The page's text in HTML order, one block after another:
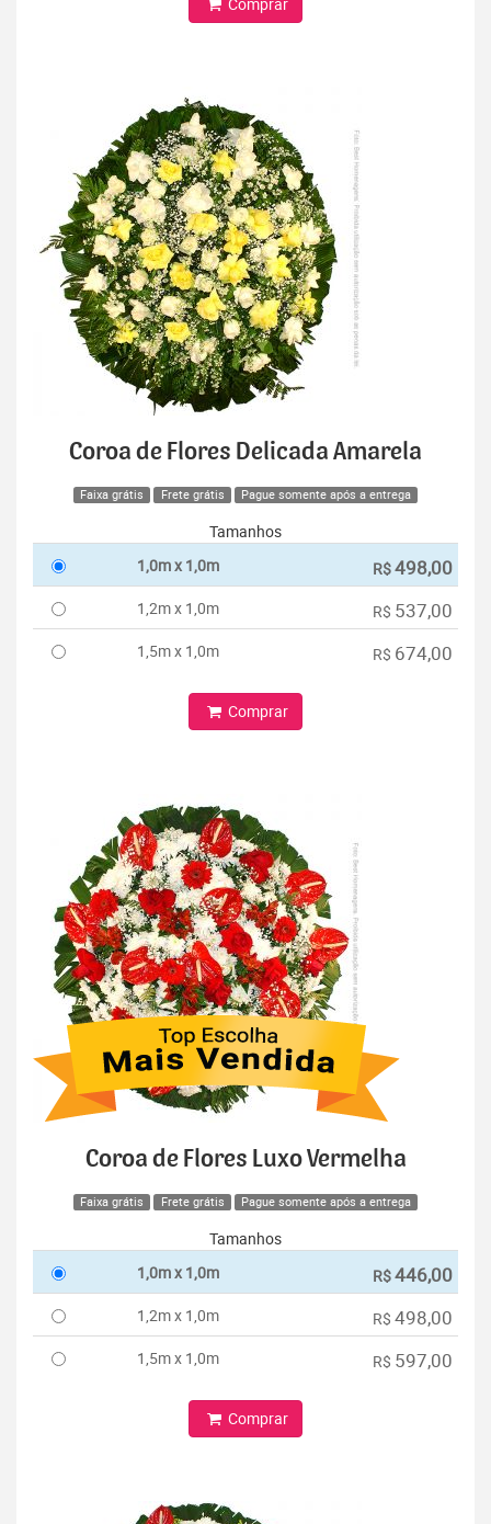
Coroa de Flores Delicada Amarela
Faixa grátis Frete grátis Pague somente após a entrega
Tamanhos
1,0m x 1,0m
R$498,00
1,2m x 1,0m R$ 537,00
1,5m x 1,0m R$ 674,00
Comprar
Coroa de Flores Luxo Vermelha
Faixa grátis Frete grátis Pague somente após a entrega
Tamanhos
1,0m x 1,0m
R$446,00
1,2m x 1,0m R$ 498,00
1,5m x 1,0m R$ 597,00
Comprar